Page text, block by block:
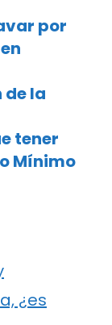
por
de la
tener
Mínimo
¿es